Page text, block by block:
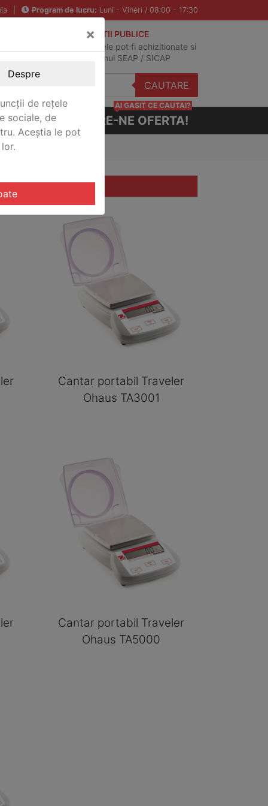
Program de lucru: Luni - Vineri / 08:00 - 17:30
ACHIZITII PUBLICE
Produsele pot fi achizitionate si
in sistemul SEAP / SICAP
CAUTARE
CERE-NE OFERTA!
AI GASIT CE CAUTAI?
Cantar portabil Traveler
Ohaus TA3001
Cantar portabil Traveler
Ohaus TA5000
×
Despre
de rețele
sociale, de
Aceștia le pot